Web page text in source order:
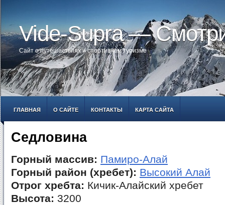
Vide-Supra —
Сайт о путешествиях и спортивном туризме
ГЛАВНАЯ О САЙТЕ КОНТАКТЫ КАРТА САЙТА
Седловина
Горный массив: Памиро-Алай
Горный район (хребет): Высокий Алай
Отрог хребта: Кичик-Алайский хребет
Высота: 3200